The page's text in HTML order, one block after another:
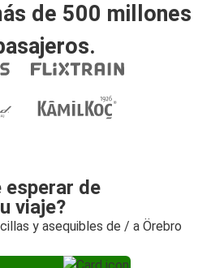
de 500 millones
esperar de
viaje?
y asequibles de / a Örebro